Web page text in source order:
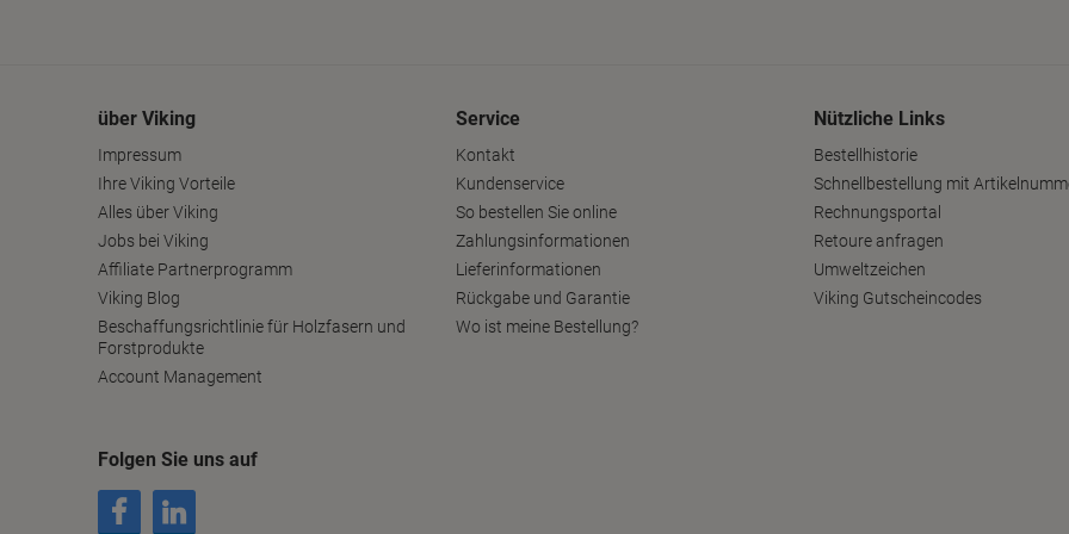
über Viking
Impressum
Ihre Viking Vorteile
Alles über Viking
Jobs bei Viking
Affiliate Partnerprogramm
Viking Blog
Beschaffungsrichtlinie für Holzfasern und
Forstprodukte
Account Management
Service
Kontakt
Kundenservice
So bestellen Sie online
Zahlungsinformationen
Lieferinformationen
Rückgabe und Garantie
Wo ist meine Bestellung?
Nützliche Links
Bestellhistorie
Schnellbestellung mit
Rechnungsportal
Retoure anfragen
Umweltzeichen
Viking Gutscheincodes
Folgen Sie uns auf